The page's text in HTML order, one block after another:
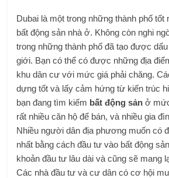
Dubai là một trong những thành phố tốt
bất động sản nhà ở. Không còn nghi
trong những thành phố đã tạo được
giới. Bạn có thể có được những địa
khu dân cư với mức giá phải chăng.
dựng tốt và lấy cảm hứng từ kiến ​​trúc
bạn đang tìm kiếm bất động sản ở
rất nhiều căn hộ để bán, và nhiều gia
Nhiều người dân địa phương muốn có
nhất bằng cách đầu tư vào bất động
khoản đầu tư lâu dài và cũng sẽ mang
Các nhà đầu tư và cư dân có cơ hội